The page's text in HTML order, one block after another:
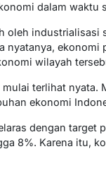
dalam waktu
oleh
nyatanya,
wilayah
terlihat
ekonomi
dengan target
8%. Karena itu,